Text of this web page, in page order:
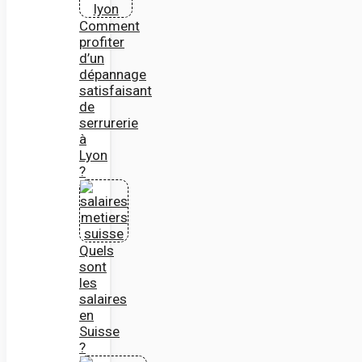
Comment
profiter
d’un
dépannage
satisfaisant
de
serrurerie
à
Lyon
?
Quels
sont
les
salaires
en
Suisse
?